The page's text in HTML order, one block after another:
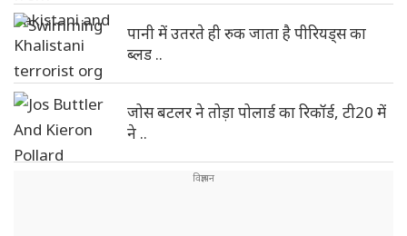
पानी में उतरते ही रुक जाता है पीरियड्स का
ब्लड ..
जोस बटलर ने तोड़ा पोलार्ड का रिकॉर्ड, टी20 में
ने ..